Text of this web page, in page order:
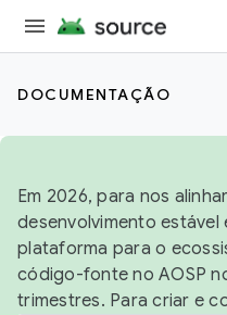
DOCUMENTAÇÃO
Em 2026, para nos
desenvolvimento
plataforma para o
código-fonte no AOSP
trimestres. Para criar e